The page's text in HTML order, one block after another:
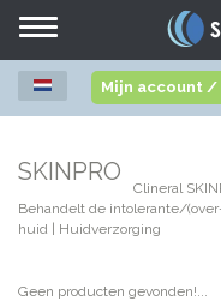
Toggle
Mijn account /
SKINPRO
Clineral
Behandelt de intolerante/
huid | Huidverzorging
Geen producten gevonden!...